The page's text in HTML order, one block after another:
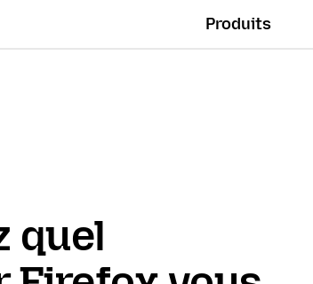
Produits
quel